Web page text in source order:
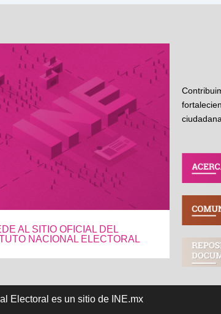
AL SITIO OFICIAL DEL
NACIONAL ELECTORAL
Electoral es un sitio de INE.mx